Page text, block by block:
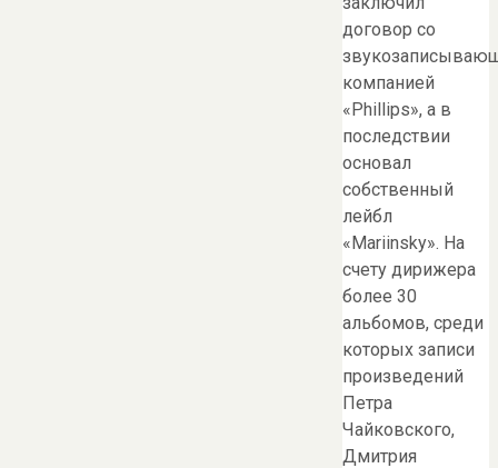
договор со
компанией
«Phillips», а в
последствии
основал
собственный
лейбл
«Mariinsky». На
счету дирижера
более 30
альбомов, среди
которых записи
произведений
Петра
Чайковского,
Дмитрия